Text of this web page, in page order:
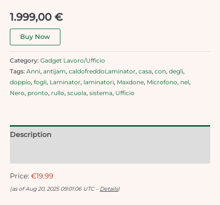
1.999,00 €
Buy Now
Category: Gadget Lavoro/Ufficio
Tags: Anni, antijam, caldofreddoLaminator, casa, con, degli,
doppio, fogli, Laminator, laminatori, Maxdone, Microfono, nel,
Nero, pronto, rullo, scuola, sistema, Ufficio
Description
Price: €19.99
(as of Aug 20, 2025 09:01:06 UTC – Details)